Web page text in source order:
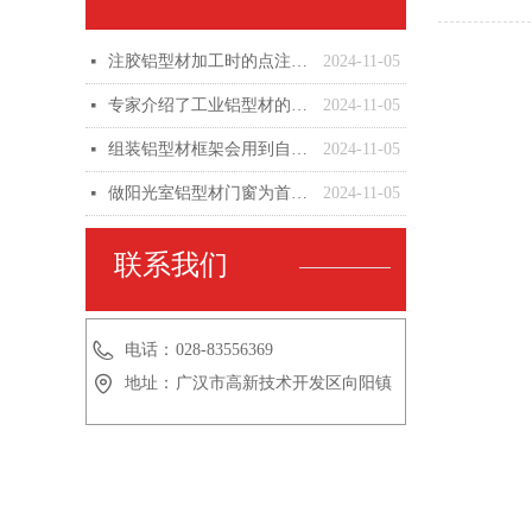
2024-11-05
넷 注胶铝型材加工时的点注意安全事项及注胶设备可以使用
2024-11-05
넷 专家介绍了工业铝型材的质量及采购注意事项
2024-11-05
넷 组装铝型材框架会用到自己哪些相关配件
2024-11-05
넷 做阳光室铝型材门窗为首选窗用材料
联系我们
电话： 028-83556369
地址： 广汉市高新技术开发区向阳镇